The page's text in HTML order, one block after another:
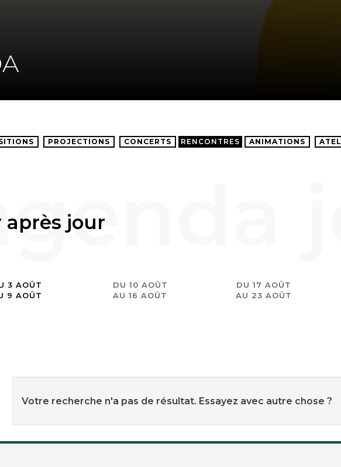
PROJECTIONS CONCERTS RENCONTRES ANIMATIONS
après jour
3 AOÛT
9 AOÛT
DU 10 AOÛT
AU 16 AOÛT
DU 17 AOÛT
AU 23 AOÛT
Votre recherche n'a pas de résultat. Essayez avec autre chose ?